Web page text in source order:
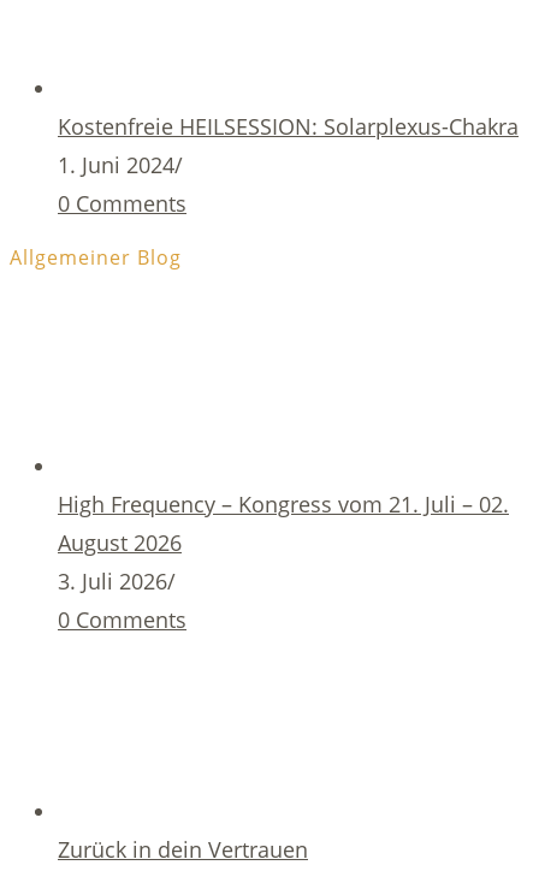
Kostenfreie HEILSESSION: Solarplexus-Chakra
1. Juni 2024/
0 Comments
Allgemeiner Blog
High Frequency – Kongress vom 21. Juli – 02.
August 2026
3. Juli 2026/
0 Comments
Zurück in dein Vertrauen